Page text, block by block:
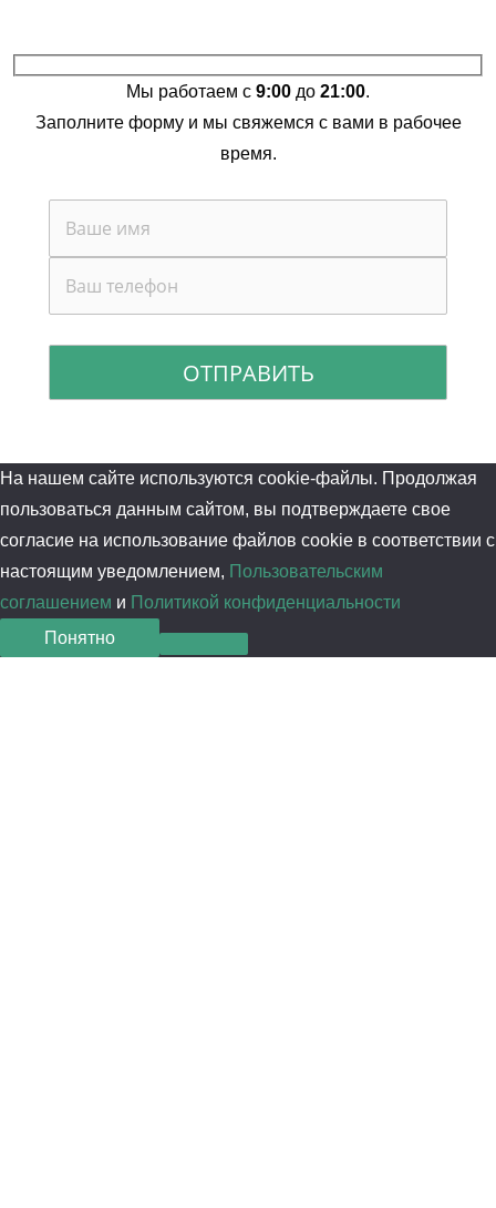
Мы работаем с 9:00 до 21:00.
Заполните форму и мы свяжемся с вами в рабочее
время.
На нашем сайте используются cookie-файлы. Продолжая
пользоваться данным сайтом, вы подтверждаете свое
согласие на использование файлов cookie в соответствии с
настоящим уведомлением, Пользовательским
соглашением и Политикой конфиденциальности
Понятно